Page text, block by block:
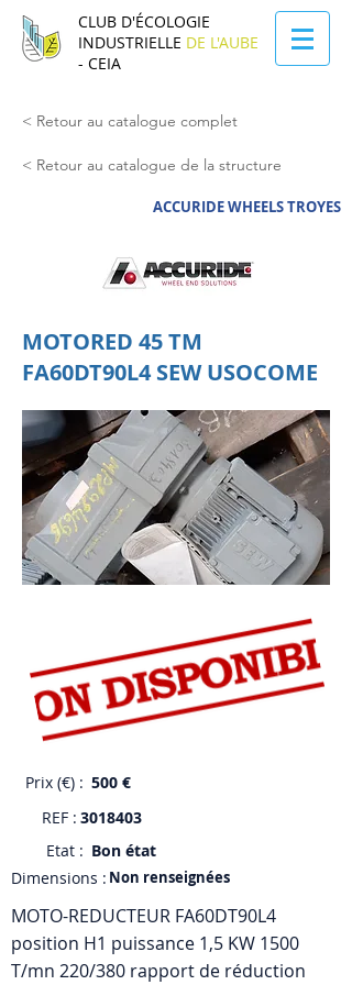
CLUB D'ÉCOLOGIE
INDUSTRIELLE DE L'AUBE
- CEIA
< Retour au catalogue complet
< Retour au catalogue de la structure
ACCURIDE WHEELS TROYES
MOTORED 45 TM
FA60DT90L4 SEW USOCOME
Prix (€) : 500 €
REF : 3018403
Etat : Bon état
Dimensions : Non renseignées
MOTO-REDUCTEUR FA60DT90L4
position H1 puissance 1,5 KW 1500
T/mn 220/380 rapport de réduction